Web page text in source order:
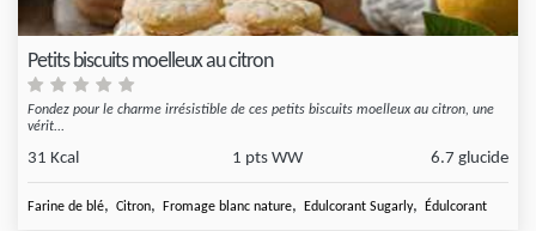
Petits biscuits moelleux au citron
Fondez pour le charme irrésistible de ces petits biscuits moelleux au citron, une
vérit...
31 Kcal 1 pts WW 6.7 glucide
Farine de blé, Citron, Fromage blanc nature, Edulcorant Sugarly, Édulcorant